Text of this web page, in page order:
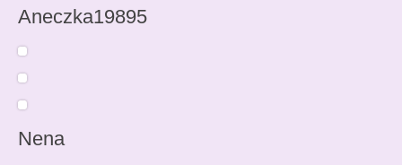
Aneczka19895
Nena